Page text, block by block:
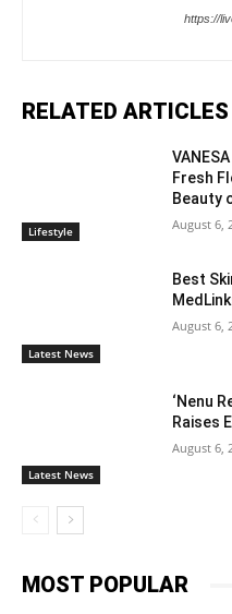
https://
RELATED ARTICLES
Lifestyle
Fresh
Beauty
August 6,
Latest News
Best
August 6,
Latest News
‘Nenu
Raises
August 6,
MOST POPULAR